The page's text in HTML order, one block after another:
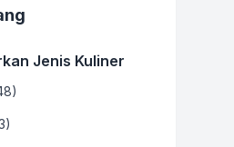
Jenis Kuliner